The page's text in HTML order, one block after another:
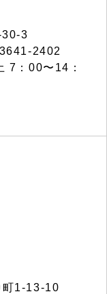
3
2402
：00〜14：
1-13-10